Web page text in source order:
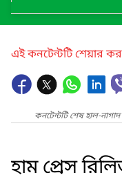
এই কনটেন্টটি শেয়ার
কনটেন্টটি শেষ হাল-
হাম প্রেস